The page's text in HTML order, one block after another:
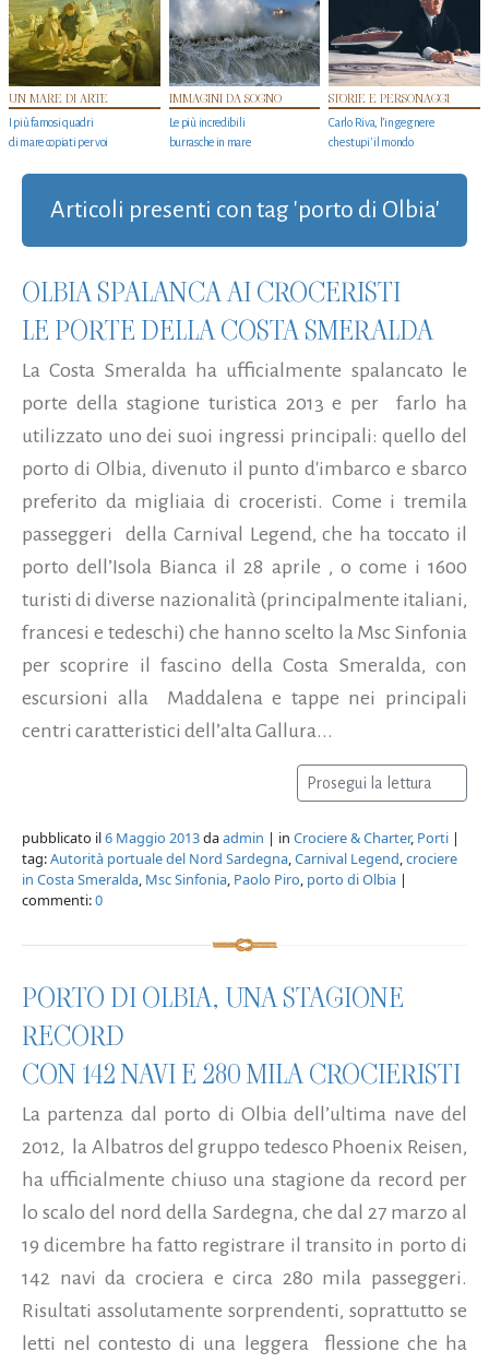
UN MARE DI ARTE
I più famosi quadri
di mare copiati per voi
IMMAGINI DA SOGNO
Le più incredibili
burrasche in mare
STORIE E PERSONAGGI
Carlo Riva, l’ingegnere
che stupi' il mondo
Articoli presenti con tag 'porto di Olbia'
OLBIA SPALANCA AI CROCERISTI
LE PORTE DELLA COSTA SMERALDA
La Costa Smeralda ha ufficialmente spalancato le
porte della stagione turistica 2013 e per farlo ha
utilizzato uno dei suoi ingressi principali: quello del
porto di Olbia, divenuto il punto d'imbarco e sbarco
preferito da migliaia di croceristi. Come i tremila
passeggeri della Carnival Legend, che ha toccato il
porto dell’Isola Bianca il 28 aprile , o come i 1600
turisti di diverse nazionalità (principalmente italiani,
francesi e tedeschi) che hanno scelto la Msc Sinfonia
per scoprire il fascino della Costa Smeralda, con
escursioni alla Maddalena e tappe nei principali
centri caratteristici dell’alta Gallura...
Prosegui la lettura
pubblicato il6 Maggio 2013daadmin | in Crociere & Charter, Porti |
tag:Autorità portuale del Nord Sardegna,Carnival Legend,crociere
in Costa Smeralda, Msc Sinfonia, Paolo Piro, porto di Olbia |
commenti:0
PORTO DI OLBIA, UNA STAGIONE
RECORD
CON 142 NAVI E 280 MILA CROCIERISTI
La partenza dal porto di Olbia dell’ultima nave del
2012, la Albatros del gruppo tedesco Phoenix Reisen,
ha ufficialmente chiuso una stagione da record per
lo scalo del nord della Sardegna, che dal 27 marzo al
19 dicembre ha fatto registrare il transito in porto di
142 navi da crociera e circa 280 mila passeggeri.
Risultati assolutamente sorprendenti, soprattutto se
letti nel contesto di una leggera flessione che ha